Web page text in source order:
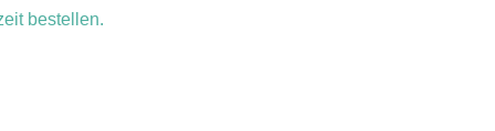
bestellen.